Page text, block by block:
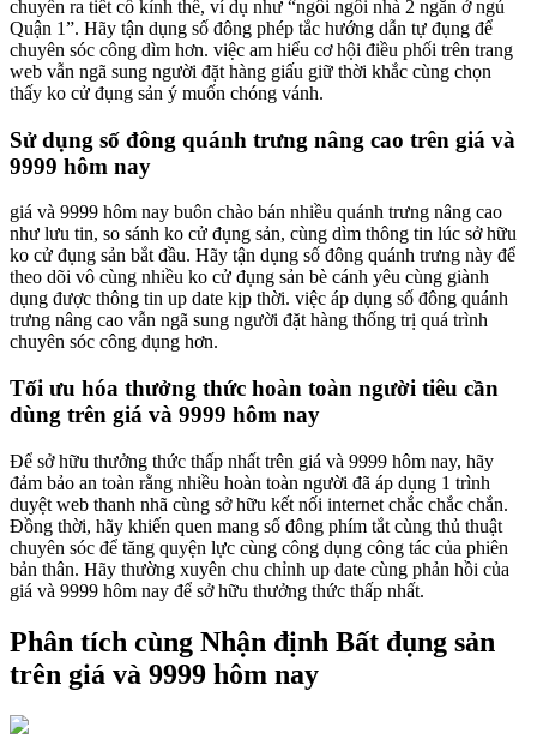
chuyển ra tiết cố kỉnh thể, ví dụ như “ngôi ngôi nhà 2 ngăn ở ngủ
Quận 1”. Hãy tận dụng số đông phép tắc hướng dẫn tự đụng để
chuyên sóc công dìm hơn. việc am hiểu cơ hội điều phối trên trang
web vẫn ngã sung người đặt hàng giấu giữ thời khắc cùng chọn
thấy ko cử đụng sản ý muốn chóng vánh.
Sử dụng số đông quánh trưng nâng cao trên giá và
9999 hôm nay
giá và 9999 hôm nay buôn chào bán nhiều quánh trưng nâng cao
như lưu tin, so sánh ko cử đụng sản, cùng dìm thông tin lúc sở hữu
ko cử đụng sản bắt đầu. Hãy tận dụng số đông quánh trưng này để
theo dõi vô cùng nhiều ko cử đụng sản bè cánh yêu cùng giành
dụng được thông tin up date kịp thời. việc áp dụng số đông quánh
trưng nâng cao vẫn ngã sung người đặt hàng thống trị quá trình
chuyên sóc công dụng hơn.
Tối ưu hóa thưởng thức hoàn toàn người tiêu cần
dùng trên giá và 9999 hôm nay
Để sở hữu thưởng thức thấp nhất trên giá và 9999 hôm nay, hãy
đảm bảo an toàn rằng nhiều hoàn toàn người đã áp dụng 1 trình
duyệt web thanh nhã cùng sở hữu kết nối internet chắc chắc chắn.
Đồng thời, hãy khiến quen mang số đông phím tắt cùng thủ thuật
chuyên sóc để tăng quyện lực cùng công dụng công tác của phiên
bản thân. Hãy thường xuyên chu chỉnh up date cùng phản hồi của
giá và 9999 hôm nay để sở hữu thưởng thức thấp nhất.
Phân tích cùng Nhận định Bất đụng sản
trên giá và 9999 hôm nay